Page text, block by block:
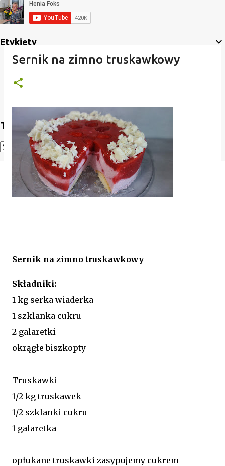
Etykiety
Translate
Powered by Translate
Sernik na zimno truskawkowy
Sernik na zimno truskawkowy
Składniki:
1 kg serka wiaderka
1 szklanka cukru
2 galaretki
okrągłe biszkopty
Truskawki
1/2 kg truskawek
1/2 szklanki cukru
1 galaretka
opłukane truskawki zasypujemy cukrem